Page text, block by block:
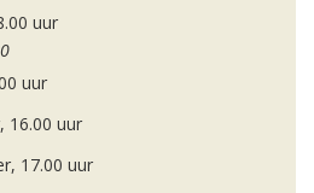
uur
uur
16.00 uur
17.00 uur